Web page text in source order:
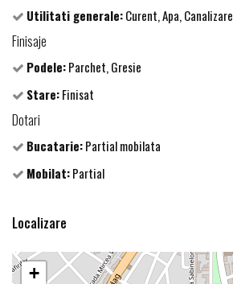
Utilitati generale:Curent, Apa, Canalizare
Finisaje
Podele:Parchet, Gresie
Stare:Finisat
Dotari
Bucatarie:Partial mobilata
Mobilat:Partial
Localizare
+